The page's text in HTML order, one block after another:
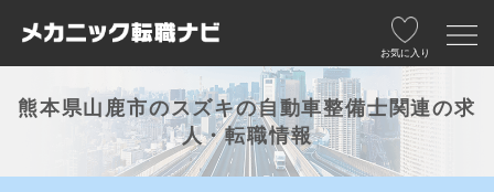
お気に入り
熊本県山鹿市のスズキの自動車整備士関連の求
人・転職情報